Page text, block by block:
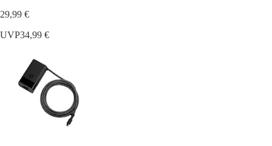
29,99 €
UVP34,99 €